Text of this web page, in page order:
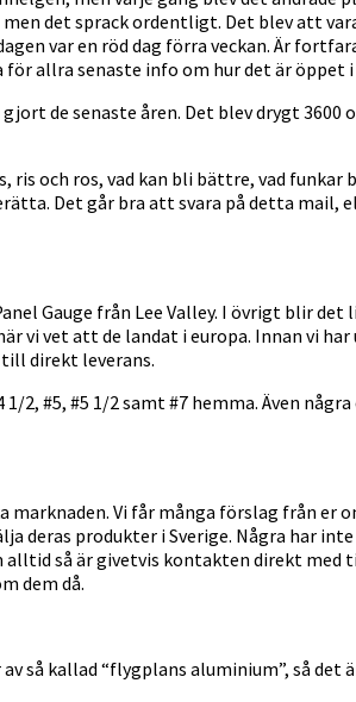
det sprack ordentligt. Det blev att
var en röd dag förra veckan. Är
allra senaste info om hur det är öppet
de senaste åren. Det blev drygt 3600
och ros, vad kan bli bättre, vad funkar
Det går bra att svara på detta mail,
Gauge från Lee Valley. I övrigt blir
vi vet att de landat i europa. Innan vi har
till direkt leverans.
2, #5, #5 1/2 samt #7 hemma. Även
Vi får många förslag från er
deras produkter i Sverige. Några har
så är givetvis kontakten direkt med
dem då.
så kallad “flygplans aluminium”, så det